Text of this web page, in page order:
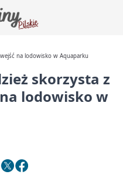
na lodowisko w Aquaparku
skorzysta z
lodowisko w